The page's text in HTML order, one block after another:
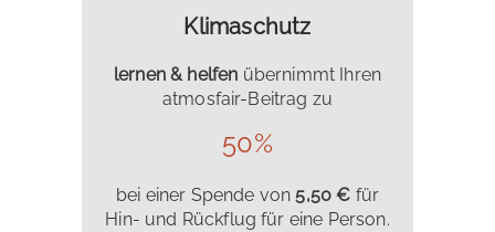
Klimaschutz
lernen & helfen übernimmt Ihren
atmosfair-Beitrag zu
50%
bei einer Spende von5,50 € für
Hin- und Rückflug für eine Person.